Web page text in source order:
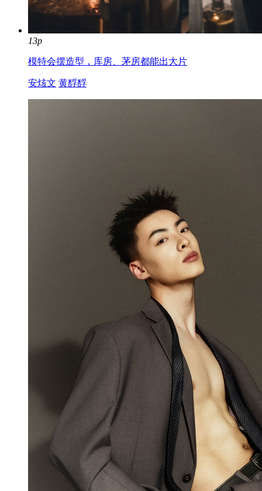
13p
模特会摆造型，库房、茅房都能出大片
安烗文 黄馟馟